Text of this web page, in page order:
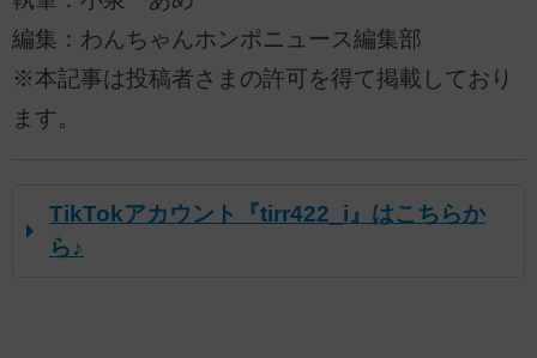
編集：わんちゃんホンポニュース編集部
※本記事は投稿者さまの許可を得て掲載しており
ます。
TikTokアカウント『tirr422_i』はこちらか
ら♪